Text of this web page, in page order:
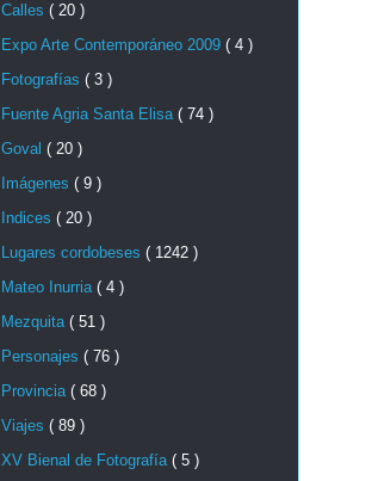
Calles ( 20 )
Expo Arte Contemporáneo 2009 ( 4 )
Fotografías ( 3 )
Fuente Agria Santa Elisa ( 74 )
Goval ( 20 )
Imágenes ( 9 )
Indices ( 20 )
Lugares cordobeses ( 1242 )
Mateo Inurria ( 4 )
Mezquita ( 51 )
Personajes ( 76 )
Provincia ( 68 )
Viajes ( 89 )
XV Bienal de Fotografía ( 5 )